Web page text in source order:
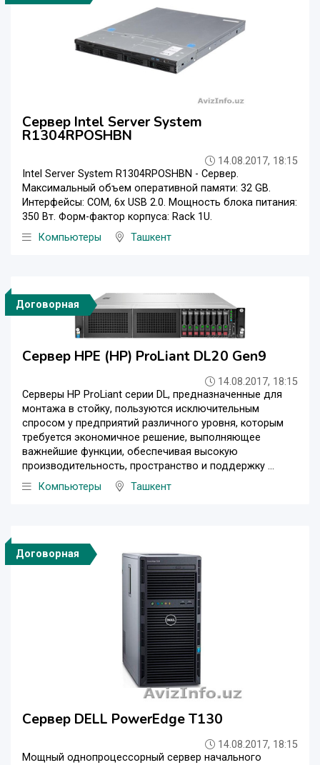
Сервер Intel Server System
R1304RPOSHBN
14.08.2017, 18:15
Intel Server System R1304RPOSHBN - Сервер.
Максимальный объем оперативной памяти: 32 GB.
Интерфейсы: COM, 6x USB 2.0. Мощность блока питания:
350 Вт. Форм-фактор корпуса: Rack 1U.
Компьютеры
Ташкент
Договорная
Сервер HPE (HP) ProLiant DL20 Gen9
14.08.2017, 18:15
Серверы HP ProLiant серии DL, предназначенные для
монтажа в стойку, пользуются исключительным
спросом у предприятий различного уровня, которым
требуется экономичное решение, выполняющее
важнейшие функции, обеспечивая высокую
производительность, пространство и поддержку ...
Компьютеры
Ташкент
Договорная
Сервер DELL PowerEdge T130
14.08.2017, 18:15
Мощный однопроцессорный сервер начального